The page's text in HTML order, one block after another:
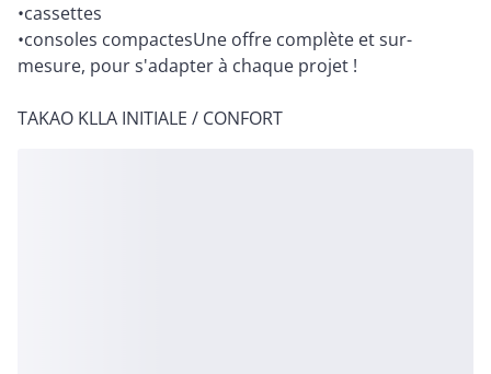
•cassettes
•consoles compactesUne offre complète et sur-
mesure, pour s'adapter à chaque projet !
TAKAO KLLA INITIALE / CONFORT